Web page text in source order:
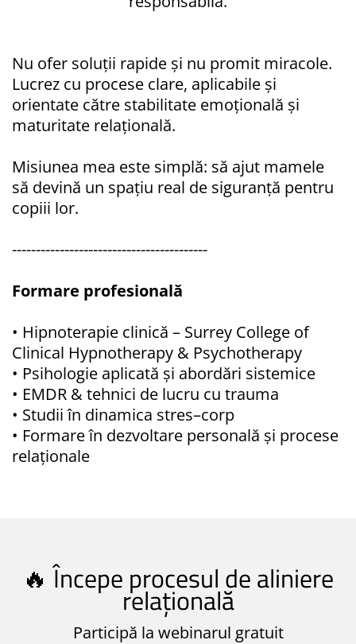
Nu ofer soluții rapide și nu promit miracole.
Lucrez cu procese clare, aplicabile și
orientate către stabilitate emoțională și
maturitate relațională.
Misiunea mea este simplă: să ajut mamele
să devină un spațiu real de siguranță pentru
copiii lor.
-----------------------------------------
Formare profesională
• Hipnoterapie clinică – Surrey College of
Clinical Hypnotherapy & Psychotherapy
• Psihologie aplicată și abordări sistemice
• EMDR & tehnici de lucru cu trauma
• Studii în dinamica stres–corp
• Formare în dezvoltare personală și procese
relaționale
🔥 Începe procesul de aliniere
relațională
Participă la webinarul gratuit